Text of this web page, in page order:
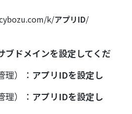
k/アプリID/
ブドメインを設定してくだ
理）： アプリIDを設定し
理）： アプリIDを設定し